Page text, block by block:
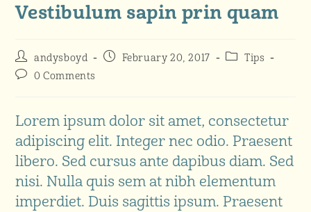
Vestibulum sapin prin quam
andysboyd February 20, 2017
Tips
0 Comments
Lorem ipsum dolor sit amet, consectetur
adipiscing elit. Integer nec odio. Praesent
libero. Sed cursus ante dapibus diam. Sed
nisi. Nulla quis sem at nibh elementum
imperdiet. Duis sagittis ipsum. Praesent